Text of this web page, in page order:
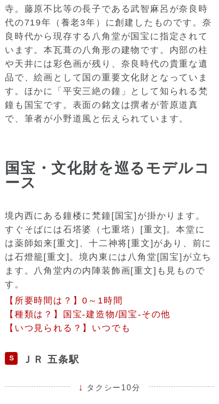
寺。藤原不比等の長子である武智麻呂が奈良時
代の719年（養老3年）に創建したものです。奈
良時代から現存する八角堂が国宝に指定されて
います。本瓦葺の八角形の建物です。内部の柱
や天井には彩色画が残り、奈良時代の貴重な遺
品で、絵画として国の重要文化財となっていま
す。ほかに「平安三絶の鐘」として知られる梵
鐘も国宝です。表面の銘文は撰者が菅原道真
で、筆者が小野道風と伝えられています。
国宝・文化財を巡るモデルコ
ース
境内西にある鐘楼に梵鐘[国宝]が掛かります。
すぐそばには石塔婆（七重塔）[重文]。本堂に
は薬師如来[重文]、十二神将[重文]があり、前に
は石燈籠[重文]。境内東には八角堂[国宝]が立ち
ます。八角堂内の内陣装飾画[重文]も見もので
す。
【所要時間は？】0～1時間
【種類は？】国宝-建造物/国宝-その他
【いつ見られる？】いつでも
S ＪＲ 五条駅
タクシー10分